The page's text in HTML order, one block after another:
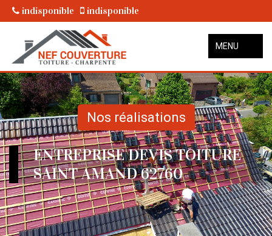
indisponible indisponible
MENU
Nos réalisations
ENTREPRISE DEVIS TOITURE
SAINT AMAND 62760